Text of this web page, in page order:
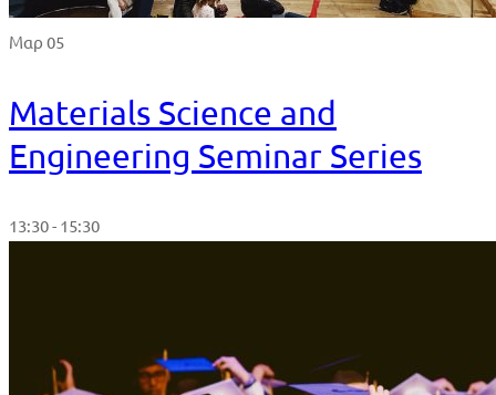
Μαρ 05
Materials Science and
Engineering Seminar Series
13:30 - 15:30